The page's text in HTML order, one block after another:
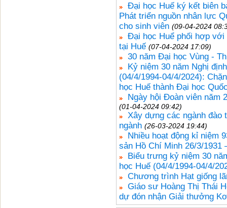
Đại học Huế ký kết biên
Phát triển nguồn nhân lực
cho sinh viên (09-04-2024
Đại học Huể phối hợp
tại Huế (07-04-2024 17:09)
30 năm Đại học Vùng -
Kỷ niệm 30 năm Nghị
(04/4/1994-04/4/2024):
học Huế thành Đại học
Ngày hội Đoàn viên năm
(01-04-2024 09:42)
Xây dựng các ngành đào
ngành (26-03-2024 19:44)
Nhiều hoạt động kỉ niệm
sản Hồ Chí Minh 26/3/1931
Biểu trưng kỷ niệm 30
học Huế (04/4/1994-04/4/
Chương trình Hạt giống
Giáo sư Hoàng Thị Thái
dự đón nhận Giải thưởng